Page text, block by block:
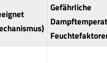
Gefährliche